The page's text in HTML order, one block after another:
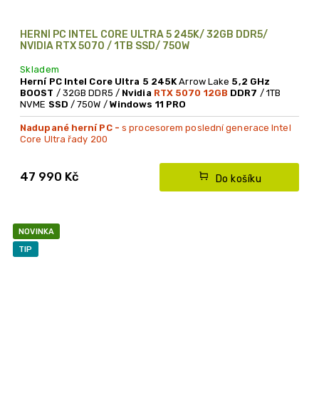
HERNÍ PC INTEL CORE ULTRA 5 245K/ 32GB DDR5/
NVIDIA RTX 5070 / 1TB SSD/ 750W
Skladem
47 990 Kč Do košíku
Herní PC Intel Core Ultra 5 245KArrow Lake 5,2 GHz
BOOST / 32GB DDR5 / Nvidia RTX 5070 12GB DDR7 / 1TB
NVME SSD / 750W / Windows 11 PRO
Nadupané herní PC - s procesorem poslední generace Intel
Core Ultra řady 200
* s DDR5 RAM a luxusní PC skříní ASUS
NOVINKA
TIP